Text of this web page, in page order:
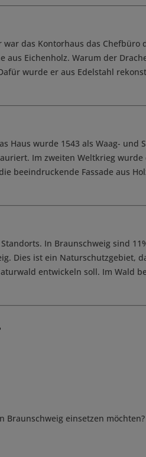
das Kontorhaus das Chefbüro
aus Eichenholz. Warum der
wurde er aus Edelstahl
Haus wurde 1543 als Waag- und
Im zweiten Weltkrieg wurde
beeindruckende Fassade aus
In Braunschweig sind
Dies ist ein Naturschutzgebiet,
entwickeln soll. Im Wald
einsetzen